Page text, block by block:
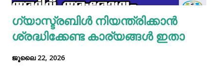
ഗ്യാസ്ട്രബിൾ നിയന്ത്രിക്കാൻ
ശ്രദ്ധിക്കേണ്ട കാര്യങ്ങൾ ഇതാ
ജൂലൈ 22, 2026